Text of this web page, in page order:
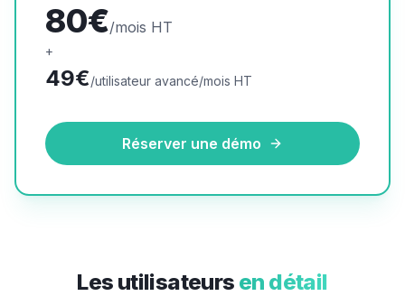
80€/mois HT
+
49€/utilisateur avancé/mois HT
Réserver une démo
Les utilisateurs en détail